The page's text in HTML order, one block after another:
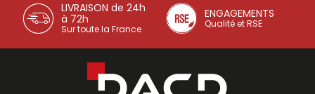
LIVRAISON de 24h
à 72h
Sur toute la France
ENGAGEMENTS
Qualité et RSE